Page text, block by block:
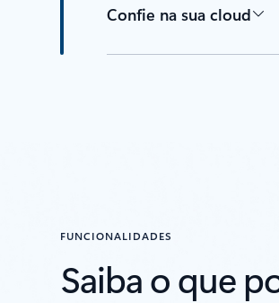
Confie na sua cloud
FUNCIONALIDADES
Saiba o que